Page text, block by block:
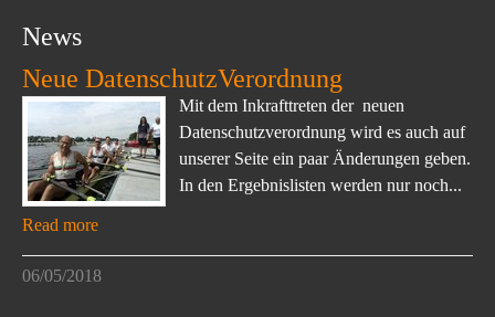
News
Neue DatenschutzVerordnung
Mit dem Inkrafttreten der neuen
Datenschutzverordnung wird es auch auf
unserer Seite ein paar Änderungen geben.
In den Ergebnislisten werden nur noch...
Read more
06/05/2018